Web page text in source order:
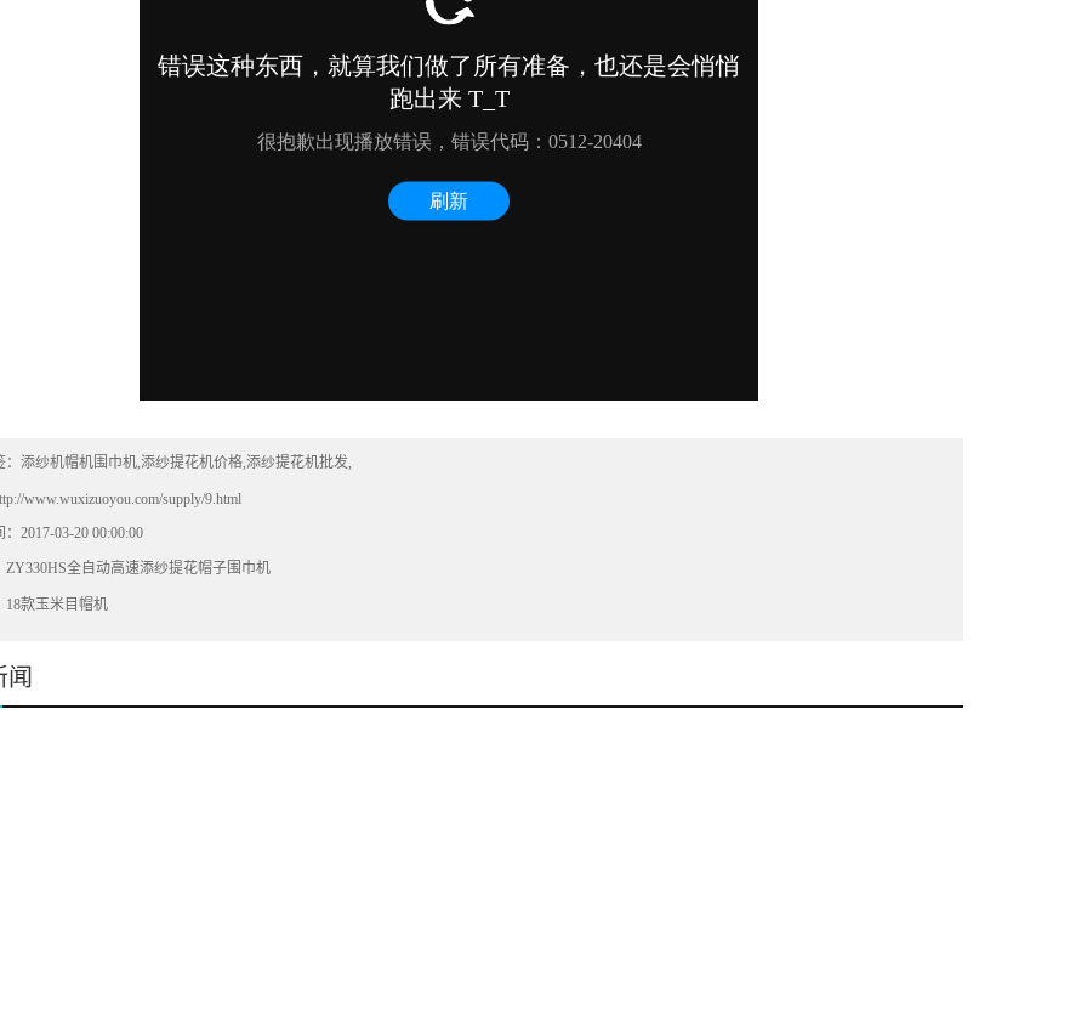
添纱机帽机围巾机,添纱提花机价格,添纱提花机批发,
www.wuxizuoyou.com/supply/9.html
2017-03-20 00:00:00
ZY330HS全自动高速添纱提花帽子围巾机
18款玉米目帽机